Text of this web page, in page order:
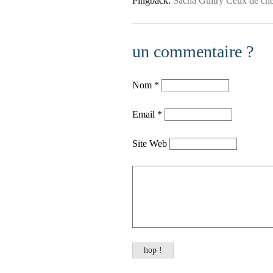
un commentaire ?
Nom *
Email *
Site Web